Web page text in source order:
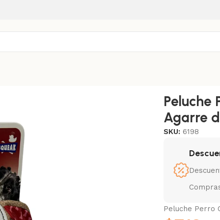
Peluche
Agarre
SKU: 6198
Peluche Perro